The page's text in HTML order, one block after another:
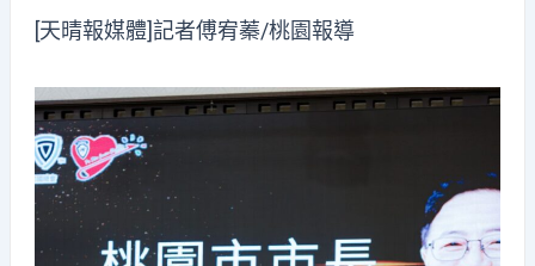
[天晴報媒體]記者傅宥蓁/桃園報導